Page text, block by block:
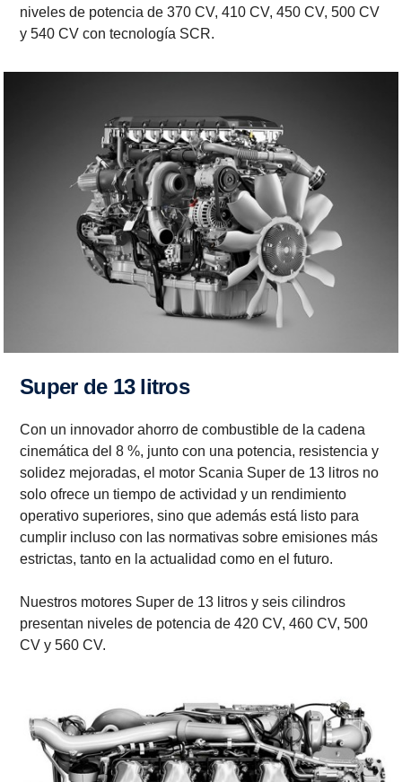
niveles de potencia de 370 CV, 410 CV, 450 CV, 500 CV
y 540 CV con tecnología SCR.
Super de 13 litros
Con un innovador ahorro de combustible de la cadena
cinemática del 8 %, junto con una potencia, resistencia y
solidez mejoradas, el motor Scania Super de 13 litros no
solo ofrece un tiempo de actividad y un rendimiento
operativo superiores, sino que además está listo para
cumplir incluso con las normativas sobre emisiones más
estrictas, tanto en la actualidad como en el futuro.
Nuestros motores Super de 13 litros y seis cilindros
presentan niveles de potencia de 420 CV, 460 CV, 500
CV y 560 CV.